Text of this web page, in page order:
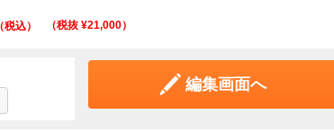
（税込） （税抜 ¥21,000）
編集画面へ